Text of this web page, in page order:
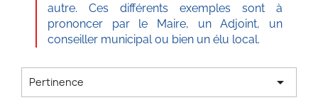
autre. Ces différents exemples sont à
prononcer par le Maire, un Adjoint, un
conseiller municipal ou bien un élu local.
Pertinence 